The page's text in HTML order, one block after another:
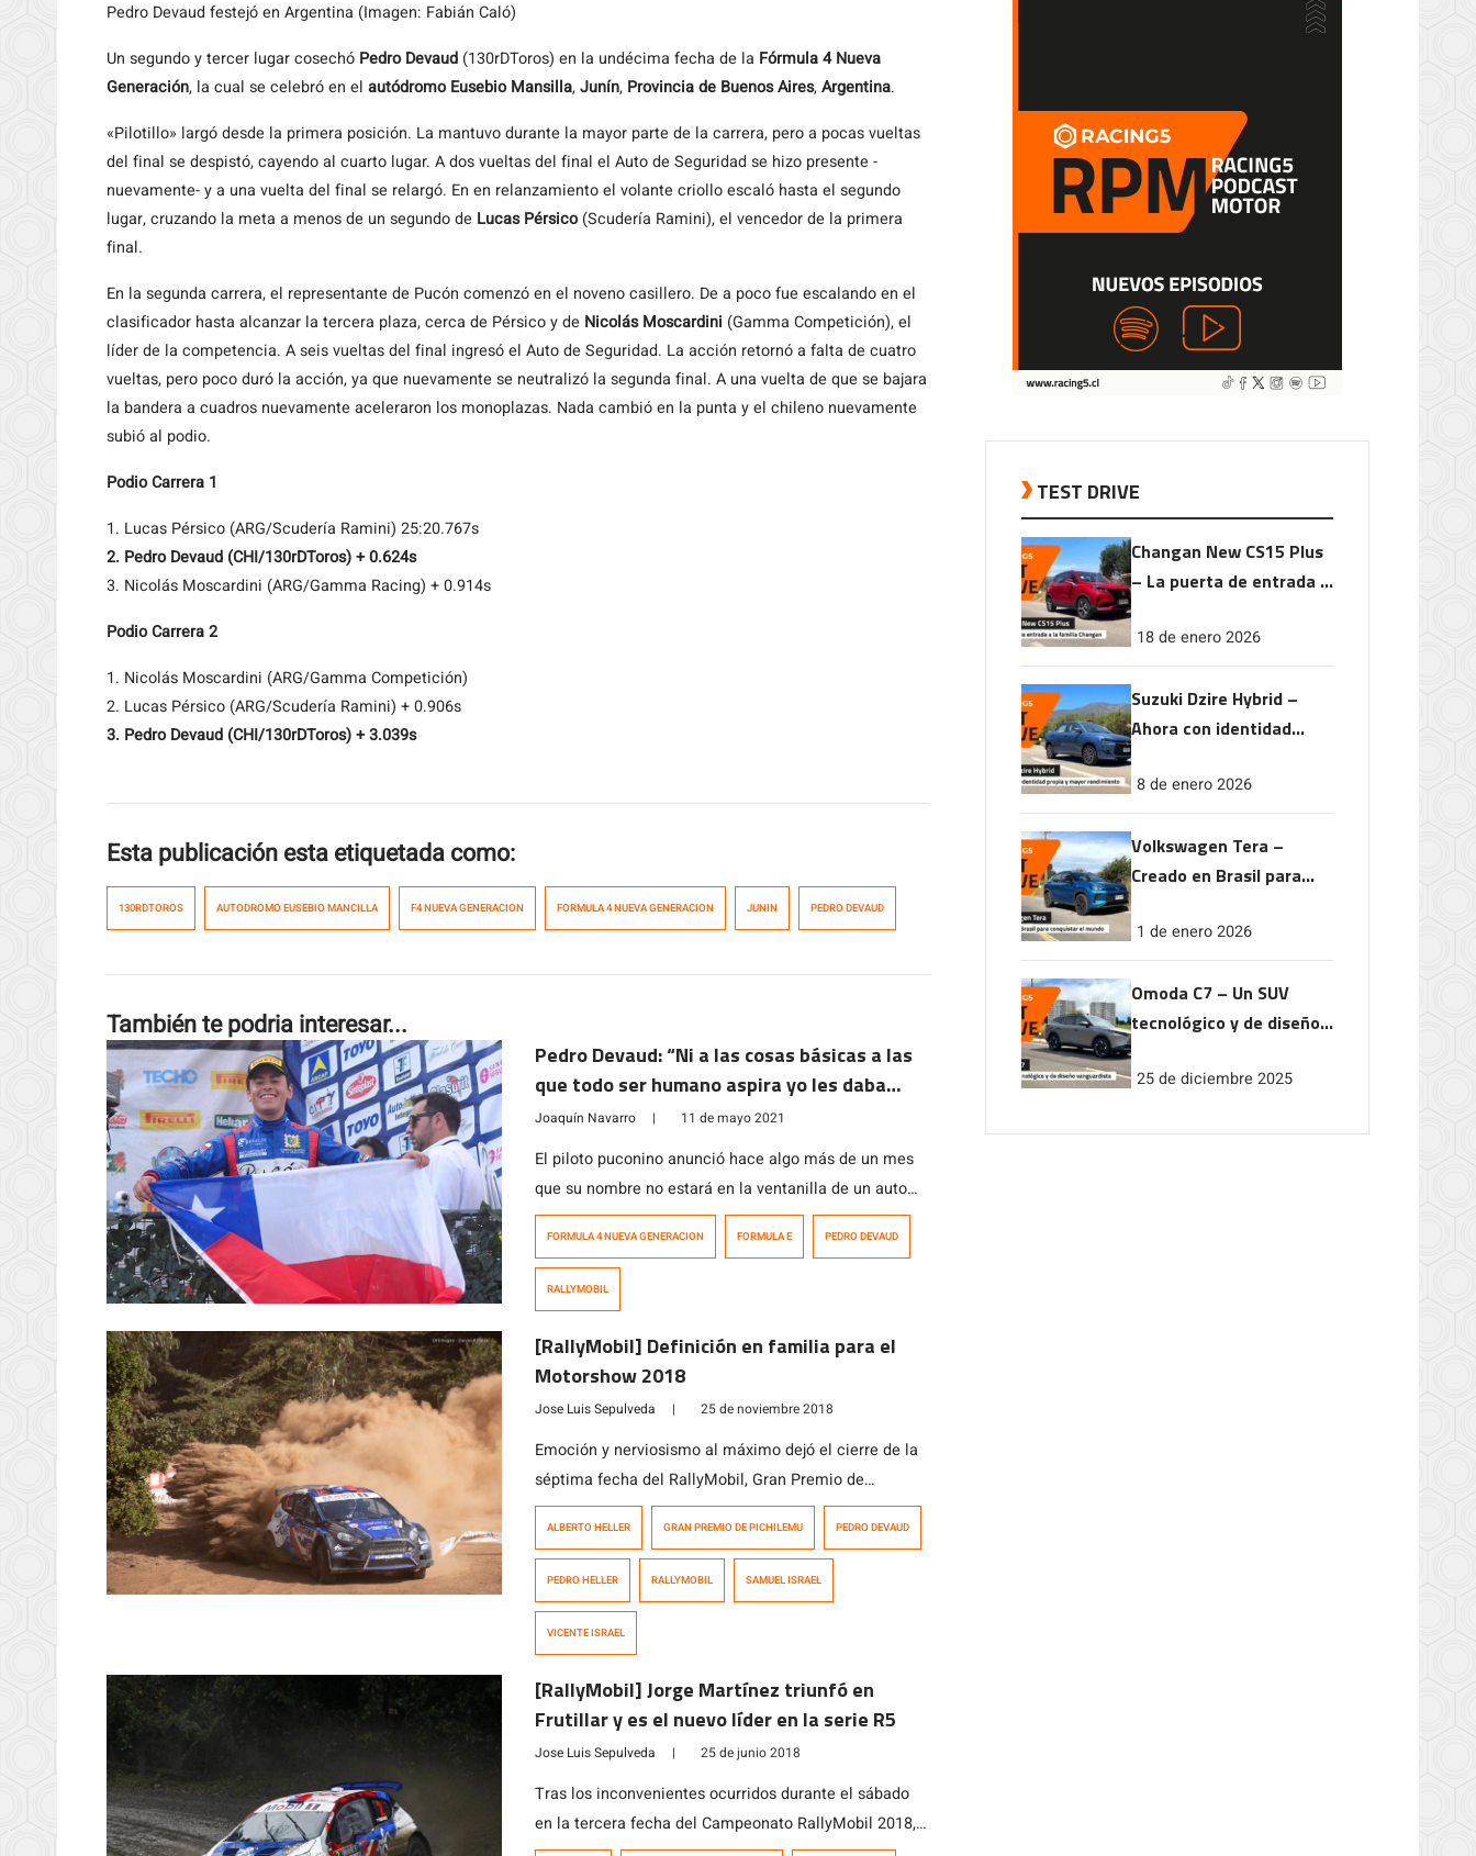
Pedro Devaud festejó en Argentina (Imagen: Fabián Caló)
Un segundo y tercer lugar cosechó Pedro Devaud (130rDToros) en la undécima fecha de la Fórmula 4 Nueva
Generación, la cual se celebró en el autódromo Eusebio Mansilla,Junín, Provincia de Buenos Aires,Argentina.
«Pilotillo» largó desde la primera posición. La mantuvo durante la mayor parte de la carrera, pero a pocas vueltas
del final se despistó, cayendo al cuarto lugar. A dos vueltas del final el Auto de Seguridad se hizo presente -
nuevamente- y a una vuelta del final se relargó. En en relanzamiento el volante criollo escaló hasta el segundo
lugar, cruzando la meta a menos de un segundo de Lucas Pérsico(Scudería Ramini), el vencedor de la primera
final.
En la segunda carrera, el representante de Pucón comenzó en el noveno casillero. De a poco fue escalando en el
clasificador hasta alcanzar la tercera plaza, cerca de Pérsico y de Nicolás Moscardini (Gamma Competición), el
líder de la competencia. A seis vueltas del final ingresó el Auto de Seguridad. La acción retornó a falta de cuatro
vueltas, pero poco duró la acción, ya que nuevamente se neutralizó la segunda final. A una vuelta de que se bajara
la bandera a cuadros nuevamente aceleraron los monoplazas. Nada cambió en la punta y el chileno nuevamente
subió al podio.
Podio Carrera 1
1. Lucas Pérsico (ARG/Scudería Ramini) 25:20.767s
2. Pedro Devaud (CHI/130rDToros) + 0.624s
3. Nicolás Moscardini (ARG/Gamma Racing) + 0.914s
Podio Carrera 2
1. Nicolás Moscardini (ARG/Gamma Competición)
2. Lucas Pérsico (ARG/Scudería Ramini) + 0.906s
3. Pedro Devaud (CHI/130rDToros) + 3.039s
Esta publicación esta etiquetada como:
130RDTOROS AUTODROMO EUSEBIO MANCILLA F4 NUEVA GENERACION FORMULA 4 NUEVA GENERACION JUNIN PEDRO DEVAUD
También te podria interesar...
Pedro Devaud: “Ni a las cosas básicas a las
que todo ser humano aspira yo les daba
importancia”
Joaquín Navarro | 11 de mayo 2021
El piloto puconino anunció hace algo más de un mes
que su nombre no estará en la ventanilla de un auto
del RallyMobil este año. No sabe si podrá volver a
su título de campeón en la Fórmula 4 […]
FORMULA 4 NUEVA GENERACION FORMULA E PEDRO DEVAUD
RALLYMOBIL
[RallyMobil] Definición en familia para el
Motorshow 2018
Jose Luis Sepulveda | 25 de noviembre 2018
Emoción y nerviosismo al máximo dejó el cierre de la
séptima fecha del RallyMobil, Gran Premio de
Pichilemu que dejó planteada una doble disputa
la temporada no pudo resolver su campeonato, al
quedar en la cuarta […]
ALBERTO HELLER GRAN PREMIO DE PICHILEMU PEDRO DEVAUD
PEDRO HELLER RALLYMOBIL SAMUEL ISRAEL
VICENTE ISRAEL
[RallyMobil] Jorge Martínez triunfó en
Frutillar y es el nuevo líder en la serie R5
Jose Luis Sepulveda | 25 de junio 2018
Tras los inconvenientes ocurridos durante el sábado
en la tercera fecha del Campeonato RallyMobil 2018,
TEST DRIVE
Changan New CS15 Plus
– La puerta de entrada a
18 de enero 2026
Suzuki Dzire Hybrid –
Ahora con identidad
rendimiento
8 de enero 2026
Volkswagen Tera –
Creado en Brasil para
1 de enero 2026
Omoda C7 – Un SUV
tecnológico y de diseño
25 de diciembre 2025